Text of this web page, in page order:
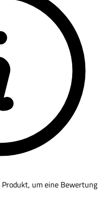
Produkt, um eine Bewertung